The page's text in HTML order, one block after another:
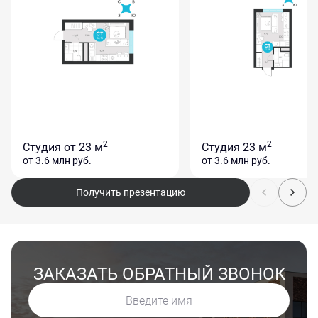
Студия от 23 м2
от 3.6 млн руб.
Студия 23 м2
от 3.6 млн руб.
Получить презентацию
ЗАКАЗАТЬ ОБРАТНЫЙ ЗВОНОК